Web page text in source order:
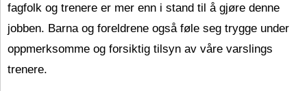
fagfolk og trenere er mer enn i stand til å gjøre denne
jobben. Barna og foreldrene også føle seg trygge under
oppmerksomme og forsiktig tilsyn av våre varslings
trenere.